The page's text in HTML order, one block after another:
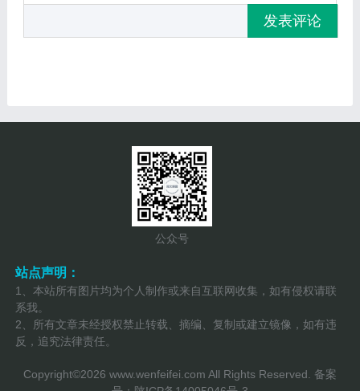
发表评论
公众号
站点声明：
1、本站所有图片均为个人制作或来自互联网收集，如有侵权请联
系我。
2、所有文章未经授权禁止转载、摘编、复制或建立镜像，如有违
反，追究法律责任。
Copyright©2026 www.wenfeifei.com All Rights Reserved. 备案